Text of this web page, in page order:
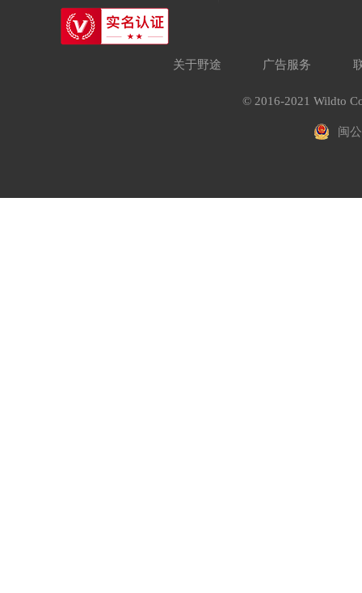
关于野途 广告服务
© 2016-2021 Wildto
闽